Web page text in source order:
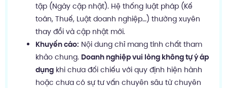
tập (Ngày cập nhật). Hệ thống luật pháp (Kế
toán, Thuế, Luật doanh nghiệp…) thường xuyên
thay đổi và cập nhật mới.
Khuyến cáo: Nội dung chỉ mang tính chất tham
khảo chung. Doanh nghiệp vui lòng không tự ý áp
dụng khi chưa đối chiếu với quy định hiện hành
hoặc chưa có sự tư vấn chuyên sâu từ chuyên